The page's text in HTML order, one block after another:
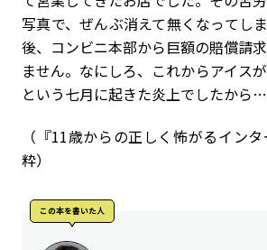
写真で、ぜんぶ消えて無くなってし
後、コンビニ本部から巨額の賠償請
ません。なにしろ、これからアイス
という七月に起きた炎上でしたから
（『11歳からの正しく怖がるイン
粋）
この本を書いた⼈